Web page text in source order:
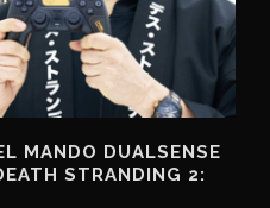
MANDO DUALSENSE
STRANDING 2: